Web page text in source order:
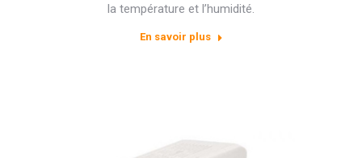
la température et l’humidité.
En savoir plus